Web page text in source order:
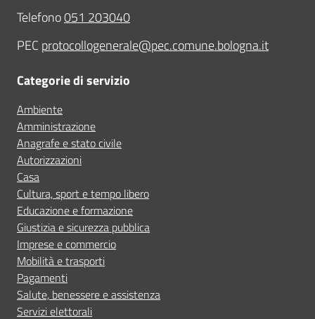
Telefono051 203040
PEC protocollogenerale@pec.comune.bologna.it
Categorie di servizio
Ambiente
Amministrazione
Anagrafe e stato civile
Autorizzazioni
Casa
Cultura, sport e tempo libero
Educazione e formazione
Giustizia e sicurezza pubblica
Imprese e commercio
Mobilità e trasporti
Pagamenti
Salute, benessere e assistenza
Servizi elettorali